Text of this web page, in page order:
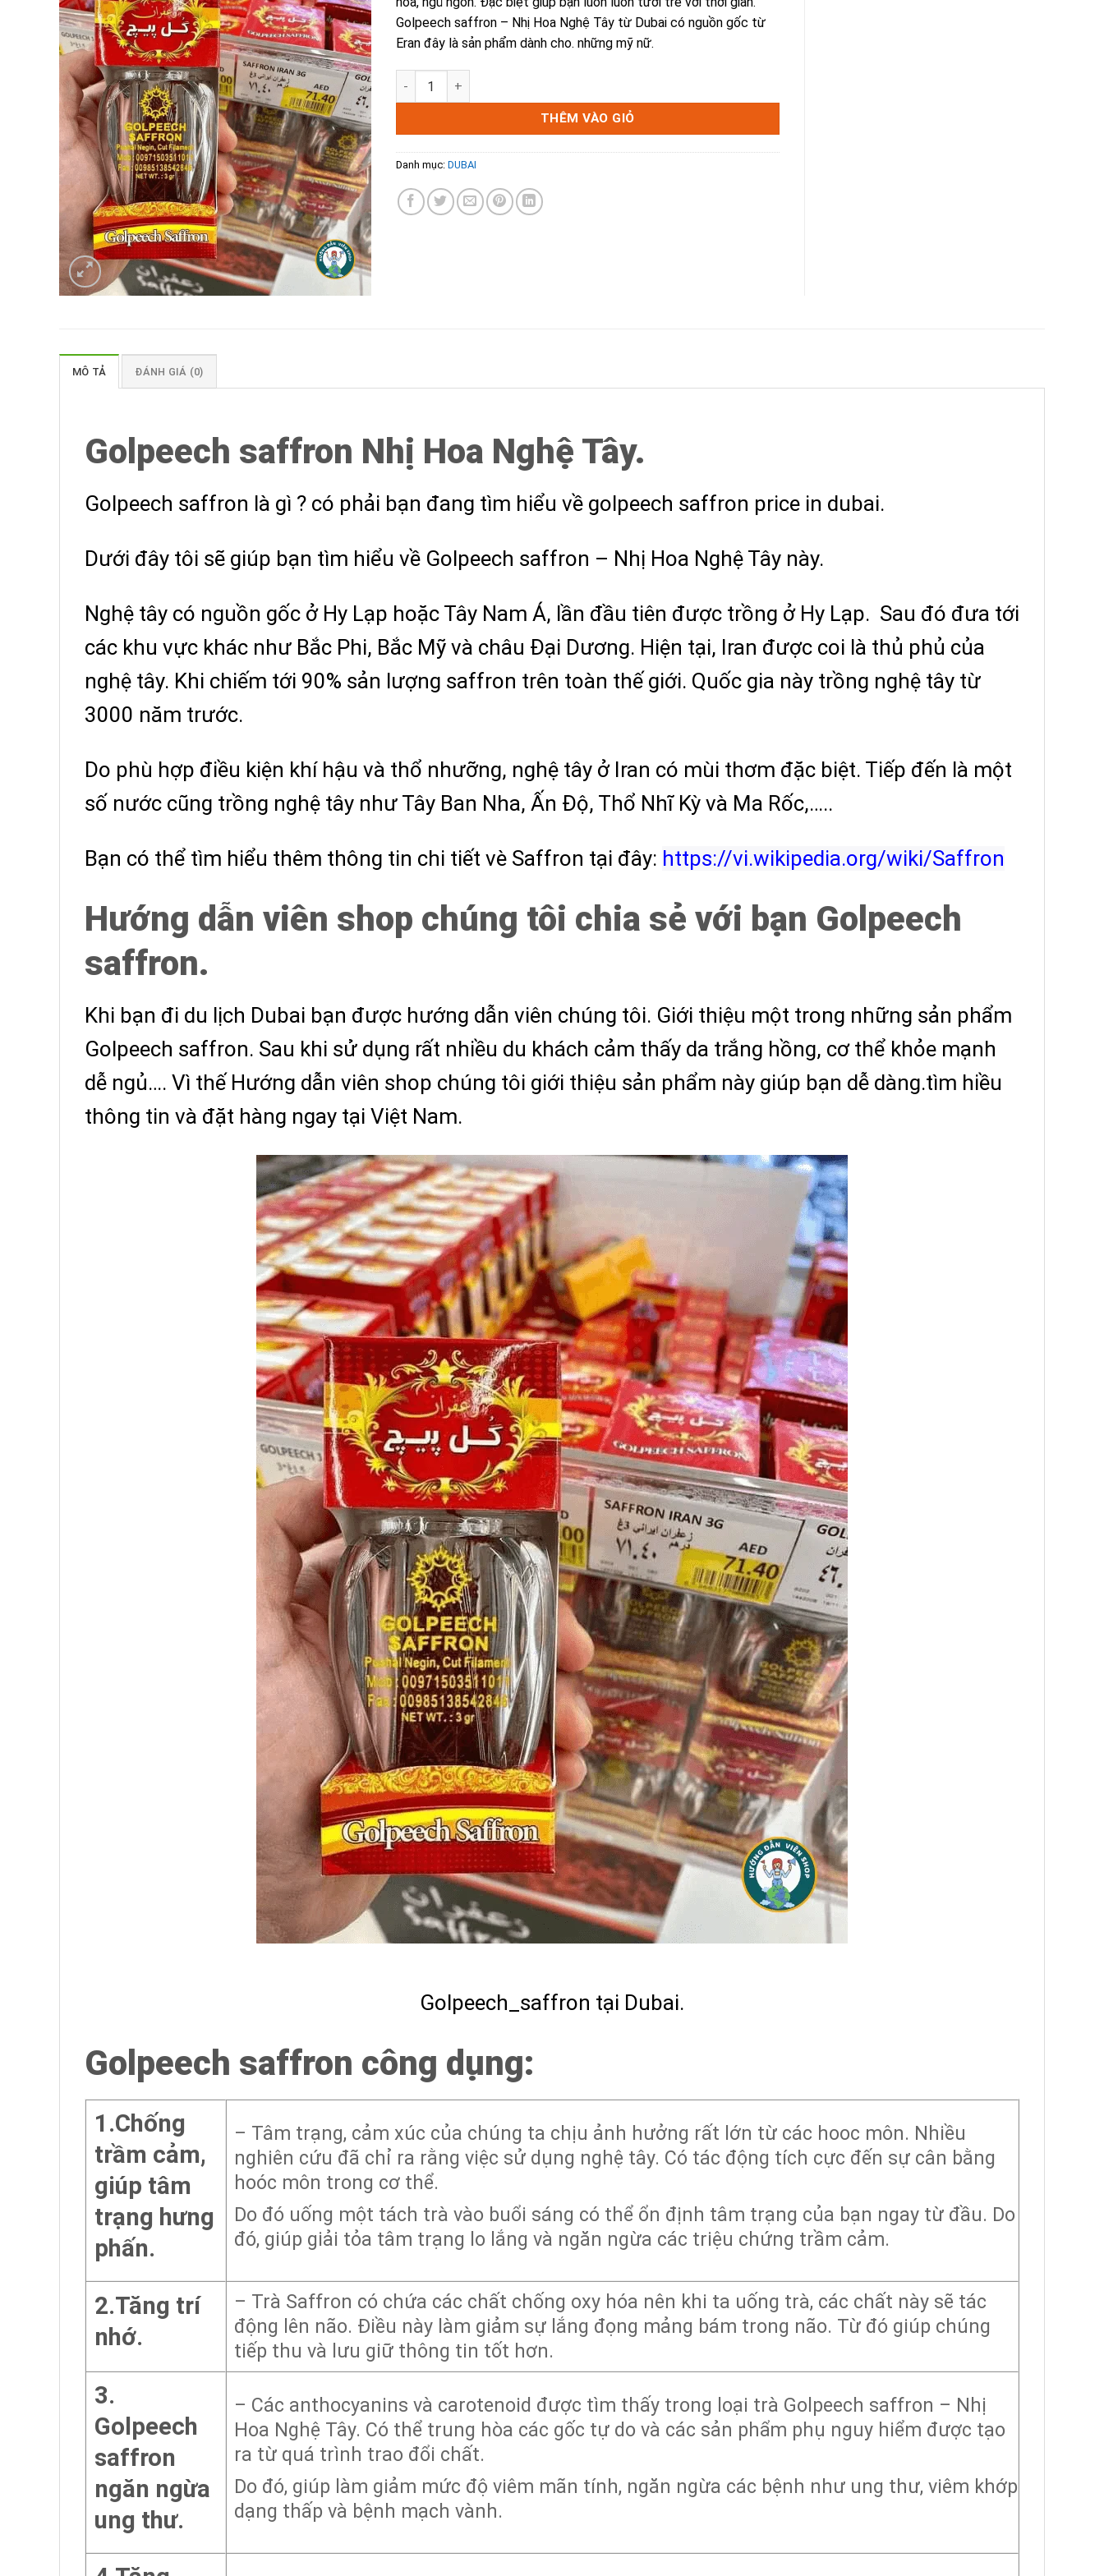
500.000₫.là:
250.000₫.
Golpeech saffron – Nhị Hoa Nghệ Tây từ Dubai có nguồn gốc từ
Eran đây là sản phẩm dành cho. những mỹ nữ.
Golpeech saffron - Nhị Hoa Nghệ Tây số lượng
THÊM VÀO GIỎ
Danh mục: DUBAI
MÔ TẢ ĐÁNH GIÁ (0)
Golpeech saffron Nhị Hoa Nghệ Tây.
Golpeech saffron là gì ? có phải bạn đang tìm hiểu về golpeech saffron price in dubai.
Dưới đây tôi sẽ giúp bạn tìm hiểu về Golpeech saffron – Nhị Hoa Nghệ Tây này.
Nghệ tây có nguồn gốc ở Hy Lạp hoặc Tây Nam Á, lần đầu tiên được trồng ở Hy Lạp. Sau đó đưa tới
các khu vực khác như Bắc Phi, Bắc Mỹ và châu Đại Dương. Hiện tại, Iran được coi là thủ phủ của
nghệ tây. Khi chiếm tới 90% sản lượng saffron trên toàn thế giới. Quốc gia này trồng nghệ tây từ
3000 năm trước.
Do phù hợp điều kiện khí hậu và thổ nhưỡng, nghệ tây ở Iran có mùi thơm đặc biệt. Tiếp đến là một
số nước cũng trồng nghệ tây như Tây Ban Nha, Ấn Độ, Thổ Nhĩ Kỳ và Ma Rốc,…..
Bạn có thể tìm hiểu thêm thông tin chi tiết vè Saffron tại đây: https://vi.wikipedia.org/wiki/Saffron
Hướng dẫn viên shop chúng tôi chia sẻ với bạn Golpeech
saffron.
Khi bạn đi du lịch Dubai bạn được hướng dẫn viên chúng tôi. Giới thiệu một trong những sản phẩm
Golpeech saffron. Sau khi sử dụng rất nhiều du khách cảm thấy da trắng hồng, cơ thể khỏe mạnh
dễ ngủ…. Vì thế Hướng dẫn viên shop chúng tôi giới thiệu sản phẩm này giúp bạn dễ dàng.tìm hiều
thông tin và đặt hàng ngay tại Việt Nam.
Golpeech_saffron tại Dubai.
Golpeech saffron công dụng:
1.Chống
trầm cảm,
giúp tâm
trạng hưng
phấn.
– Tâm trạng, cảm xúc của chúng ta chịu ảnh hưởng rất lớn từ các hooc môn. Nhiều
nghiên cứu đã chỉ ra rằng việc sử dụng nghệ tây. Có tác động tích cực đến sự cân bằng
hoóc môn trong cơ thể.
Do đó uống một tách trà vào buổi sáng có thể ổn định tâm trạng của bạn ngay từ đầu. Do
đó, giúp giải tỏa tâm trạng lo lắng và ngăn ngừa các triệu chứng trầm cảm.
2.Tăng trí
nhớ.
– Trà Saffron có chứa các chất chống oxy hóa nên khi ta uống trà, các chất này sẽ tác
động lên não. Điều này làm giảm sự lắng đọng mảng bám trong não. Từ đó giúp chúng
tiếp thu và lưu giữ thông tin tốt hơn.
3.
Golpeech
saffron
ngăn ngừa
ung thư.
– Các anthocyanins và carotenoid được tìm thấy trong loại trà Golpeech saffron – Nhị
Hoa Nghệ Tây. Có thể trung hòa các gốc tự do và các sản phẩm phụ nguy hiểm được tạo
ra từ quá trình trao đổi chất.
Do đó, giúp làm giảm mức độ viêm mãn tính, ngăn ngừa các bệnh như ung thư, viêm khớp
dạng thấp và bệnh mạch vành.